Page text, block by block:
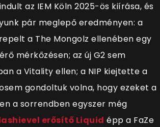
az IEM Köln 2025-ös kiírása, és
pár meglepő eredményen: a
a The Mongolz ellenében egy
mérkőzésen; az új G2 sem
a Vitality ellen; a NIP kiejtette a
gondoltuk volna, hogy ezeket a
a sorrendben egyszer még
erősítő Liquid épp a FaZe